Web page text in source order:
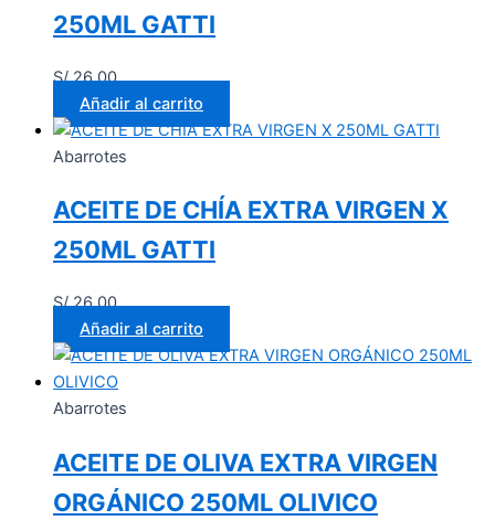
250ML GATTI
S/26.00
Añadir al carrito
Abarrotes
ACEITE DE CHÍA EXTRA VIRGEN X
250ML GATTI
S/26.00
Añadir al carrito
Abarrotes
ACEITE DE OLIVA EXTRA VIRGEN
ORGÁNICO 250ML OLIVICO